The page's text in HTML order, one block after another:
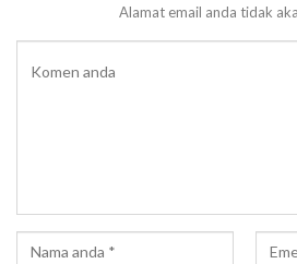
Alamat email anda tidak